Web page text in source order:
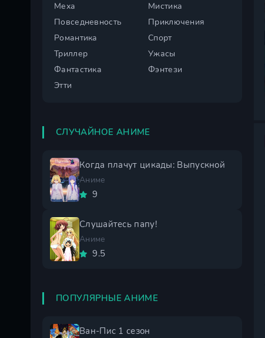
Меха
Мистика
Повседневность
Приключения
Романтика
Спорт
Триллер
Ужасы
Фантастика
Фэнтези
Этти
СЛУЧАЙНОЕ АНИМЕ
Когда плачут цикады: Выпускной
Аниме
9
Слушайтесь папу!
Аниме
9.5
ПОПУЛЯРНЫЕ АНИМЕ
Ван-Пис 1 сезон